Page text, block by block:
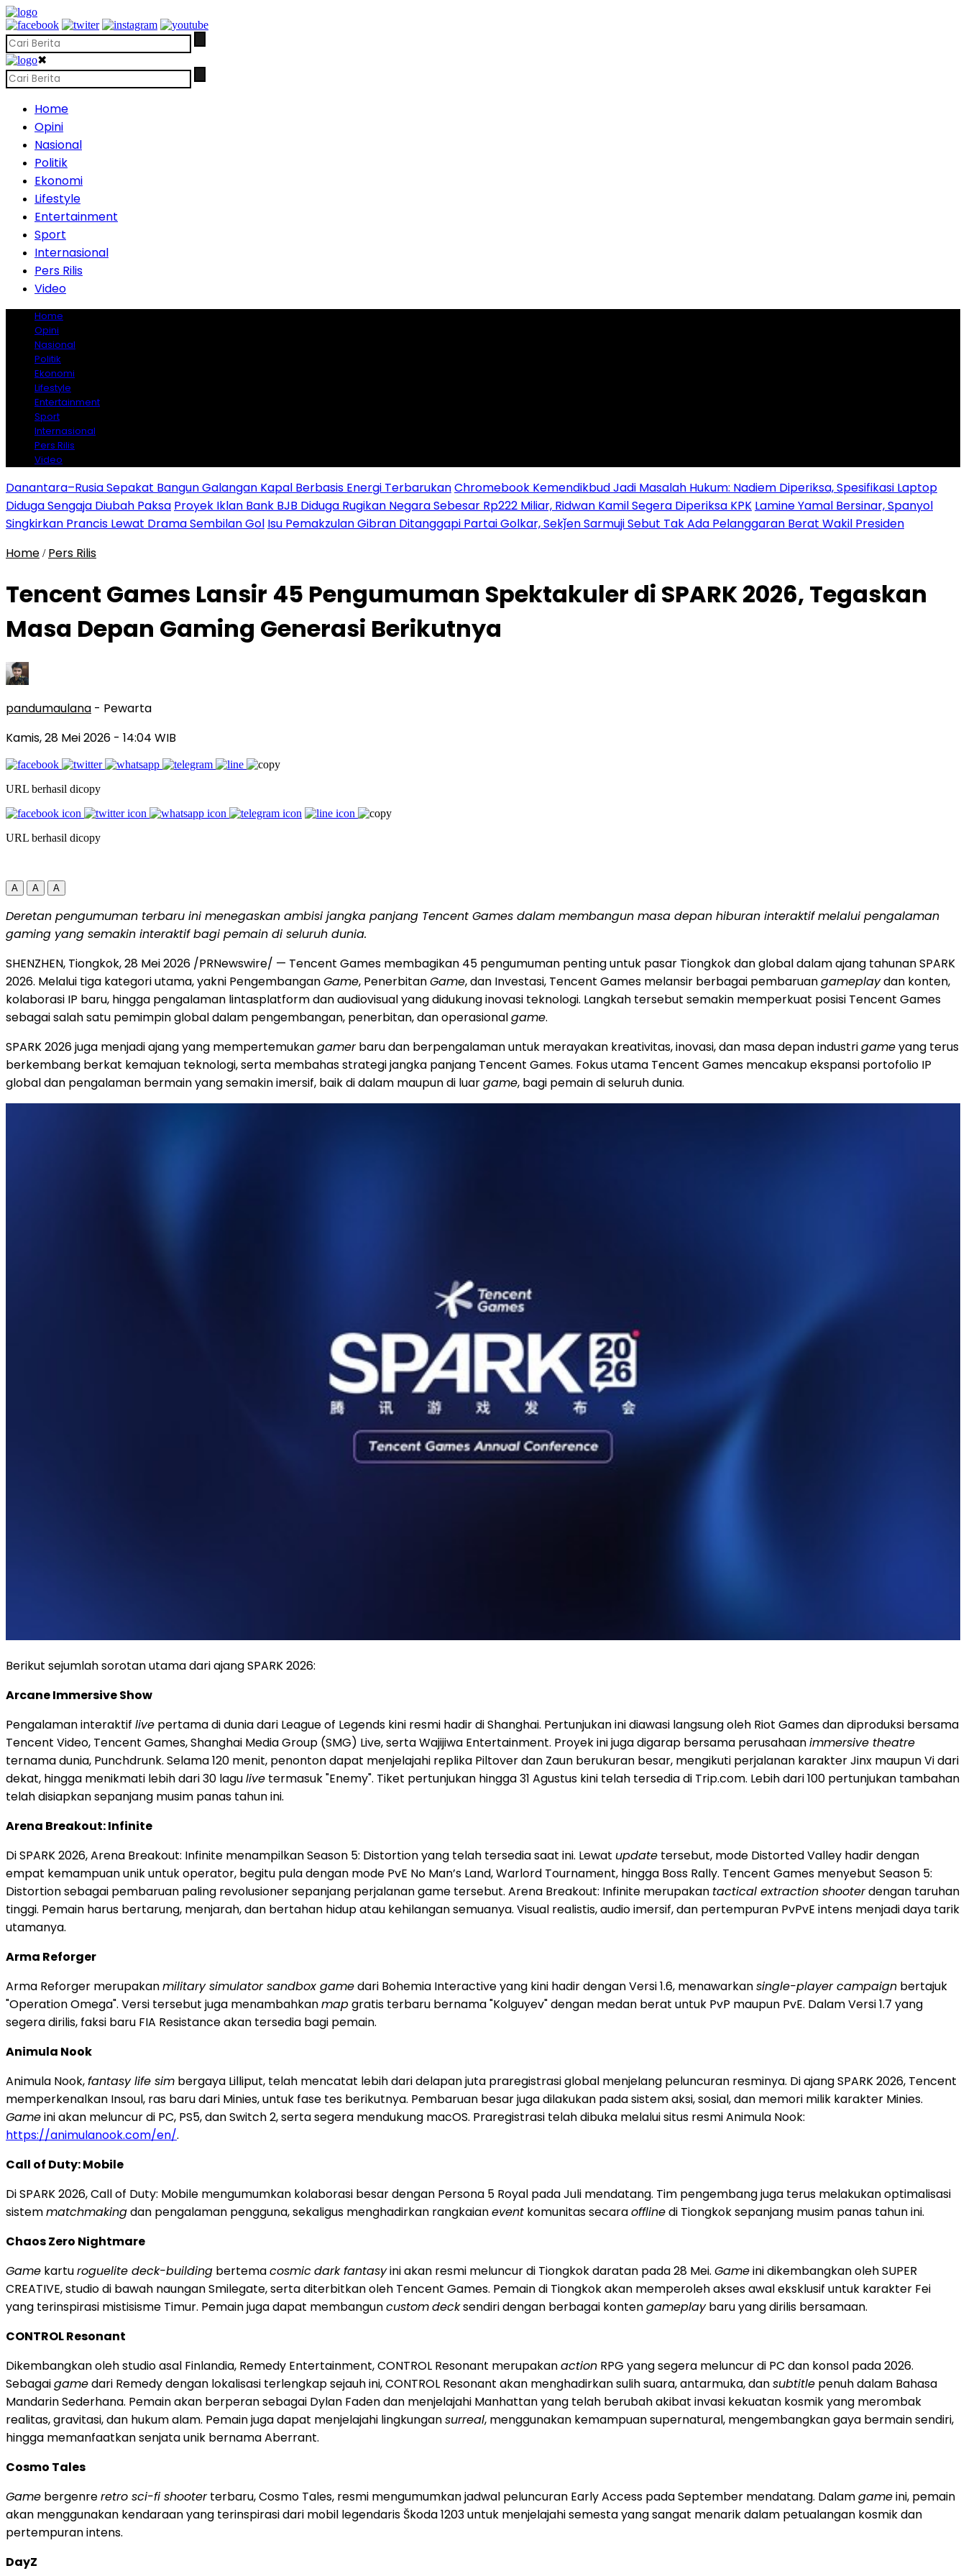
✖
Home
Opini
Nasional
Politik
Ekonomi
Lifestyle
Entertainment
Sport
Internasional
Pers Rilis
Video
Home
Opini
Nasional
Politik
Ekonomi
Lifestyle
Entertainment
Sport
Internasional
Pers Rilis
Video
Danantara–Rusia Sepakat Bangun Galangan Kapal Berbasis Energi TerbarukanChromebook Kemendikbud Jadi Masalah Hukum: Nadiem Diperiksa, Spesifikasi Laptop
Diduga Sengaja Diubah Paksa Proyek Iklan Bank BJB Diduga Rugikan Negara Sebesar Rp222 Miliar, Ridwan Kamil Segera Diperiksa KPK Lamine Yamal Bersinar, Spanyol
Singkirkan Prancis Lewat Drama Sembilan Gol Isu Pemakzulan Gibran Ditanggapi Partai Golkar, Sekǰen Sarmuji Sebut Tak Ada Pelanggaran Berat Wakil Presiden
Home / Pers Rilis
Tencent Games Lansir 45 Pengumuman Spektakuler di SPARK 2026, Tegaskan
Masa Depan Gaming Generasi Berikutnya
pandumaulana - Pewarta
Kamis, 28 Mei 2026 - 14:04 WIB
URL berhasil dicopy
URL berhasil dicopy
A A A
Deretan pengumuman terbaru ini menegaskan ambisi jangka panjang Tencent Games dalam membangun masa depan hiburan interaktif melalui pengalaman
gaming yang semakin interaktif bagi pemain di seluruh dunia.
SHENZHEN, Tiongkok, 28 Mei 2026 /PRNewswire/ — Tencent Games membagikan 45 pengumuman penting untuk pasar Tiongkok dan global dalam ajang tahunan SPARK
2026. Melalui tiga kategori utama, yakni PengembanganGame, PenerbitanGame, dan Investasi, Tencent Games melansir berbagai pembaruangameplaydan konten,
kolaborasi IP baru, hingga pengalaman lintasplatform dan audiovisual yang didukung inovasi teknologi. Langkah tersebut semakin memperkuat posisi Tencent Games
sebagai salah satu pemimpin global dalam pengembangan, penerbitan, dan operasionalgame.
SPARK 2026 juga menjadi ajang yang mempertemukangamerbaru dan berpengalaman untuk merayakan kreativitas, inovasi, dan masa depan industrigameyang terus
berkembang berkat kemajuan teknologi, serta membahas strategi jangka panjang Tencent Games. Fokus utama Tencent Games mencakup ekspansi portofolio IP
global dan pengalaman bermain yang semakin imersif, baik di dalam maupun di luargame, bagi pemain di seluruh dunia.
Berikut sejumlah sorotan utama dari ajang SPARK 2026:
Arcane Immersive Show
Pengalaman interaktif live pertama di dunia dari League of Legends kini resmi hadir di Shanghai. Pertunjukan ini diawasi langsung oleh Riot Games dan diproduksi bersama
Tencent Video, Tencent Games, Shanghai Media Group (SMG) Live, serta Wajijiwa Entertainment. Proyek ini juga digarap bersama perusahaanimmersive theatre
ternama dunia, Punchdrunk. Selama 120 menit, penonton dapat menjelajahi replika Piltover dan Zaun berukuran besar, mengikuti perjalanan karakter Jinx maupun Vi dari
dekat, hingga menikmati lebih dari 30 lagulive termasuk "Enemy". Tiket pertunjukan hingga 31 Agustus kini telah tersedia di Trip.com. Lebih dari 100 pertunjukan tambahan
telah disiapkan sepanjang musim panas tahun ini.
Arena Breakout: Infinite
Di SPARK 2026, Arena Breakout: Infinite menampilkan Season 5: Distortion yang telah tersedia saat ini. Lewat update tersebut, mode Distorted Valley hadir dengan
empat kemampuan unik untuk operator, begitu pula dengan mode PvE No Man’s Land, Warlord Tournament, hingga Boss Rally. Tencent Games menyebut Season 5:
Distortion sebagai pembaruan paling revolusioner sepanjang perjalanan game tersebut. Arena Breakout: Infinite merupakan tactical extraction shooterdengan taruhan
tinggi. Pemain harus bertarung, menjarah, dan bertahan hidup atau kehilangan semuanya. Visual realistis, audio imersif, dan pertempuran PvPvE intens menjadi daya tarik
utamanya.
Arma Reforger
Arma Reforger merupakanmilitary simulator sandbox gamedari Bohemia Interactive yang kini hadir dengan Versi 1.6, menawarkansingle-player campaign bertajuk
"Operation Omega". Versi tersebut juga menambahkanmapgratis terbaru bernama "Kolguyev" dengan medan berat untuk PvP maupun PvE. Dalam Versi 1.7 yang
segera dirilis, faksi baru FIA Resistance akan tersedia bagi pemain.
Animula Nook
Animula Nook,fantasy life sim bergaya Lilliput, telah mencatat lebih dari delapan juta praregistrasi global menjelang peluncuran resminya. Di ajang SPARK 2026, Tencent
memperkenalkan Insoul, ras baru dari Minies, untuk fase tes berikutnya. Pembaruan besar juga dilakukan pada sistem aksi, sosial, dan memori milik karakter Minies.
Gameini akan meluncur di PC, PS5, dan Switch 2, serta segera mendukung macOS. Praregistrasi telah dibuka melalui situs resmi Animula Nook:
https://animulanook.com/en/.
Call of Duty: Mobile
Di SPARK 2026, Call of Duty: Mobile mengumumkan kolaborasi besar dengan Persona 5 Royal pada Juli mendatang. Tim pengembang juga terus melakukan optimalisasi
sistemmatchmakingdan pengalaman pengguna, sekaligus menghadirkan rangkaianevent komunitas secaraofflinedi Tiongkok sepanjang musim panas tahun ini.
Chaos Zero Nightmare
Game karturoguelite deck-building bertemacosmicdark fantasyini akan resmi meluncur di Tiongkok daratan pada 28 Mei. Gameini dikembangkan oleh SUPER
CREATIVE, studio di bawah naungan Smilegate, serta diterbitkan oleh Tencent Games. Pemain di Tiongkok akan memperoleh akses awal eksklusif untuk karakter Fei
yang terinspirasi mistisisme Timur. Pemain juga dapat membanguncustomdecksendiri dengan berbagai kontengameplaybaru yang dirilis bersamaan.
CONTROL Resonant
Dikembangkan oleh studio asal Finlandia, Remedy Entertainment, CONTROL Resonant merupakanaction RPG yang segera meluncur di PC dan konsol pada 2026.
Sebagaigamedari Remedy dengan lokalisasi terlengkap sejauh ini, CONTROL Resonant akan menghadirkan sulih suara, antarmuka, dansubtitle penuh dalam Bahasa
Mandarin Sederhana. Pemain akan berperan sebagai Dylan Faden dan menjelajahi Manhattan yang telah berubah akibat invasi kekuatan kosmik yang merombak
realitas, gravitasi, dan hukum alam. Pemain juga dapat menjelajahi lingkungansurreal, menggunakan kemampuan supernatural, mengembangkan gaya bermain sendiri,
hingga memanfaatkan senjata unik bernama Aberrant.
Cosmo Tales
Game bergenreretro sci-fi shooterterbaru, Cosmo Tales, resmi mengumumkan jadwal peluncuran Early Access pada September mendatang. Dalamgameini, pemain
akan menggunakan kendaraan yang terinspirasi dari mobil legendaris Škoda 1203 untuk menjelajahi semesta yang sangat menarik dalam petualangan kosmik dan
pertempuran intens.
DayZ